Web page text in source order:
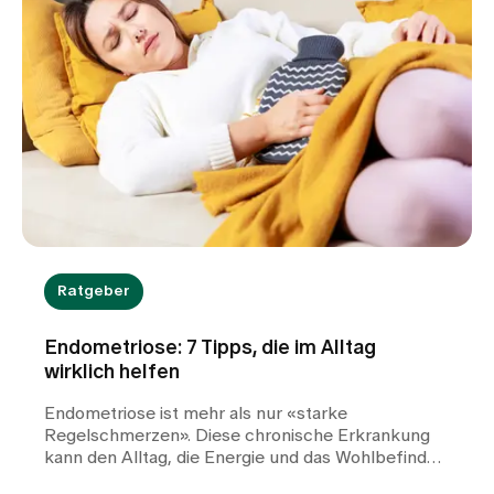
Ratgeber
Endometriose: 7 Tipps, die im Alltag
wirklich helfen
Endometriose ist mehr als nur «starke
Regelschmerzen». Diese chronische Erkrankung
kann den Alltag, die Energie und das Wohlbefinden